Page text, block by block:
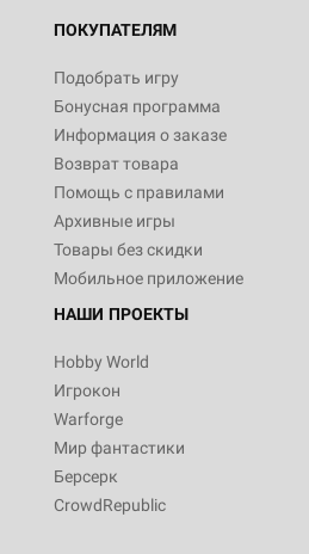
ПОКУПАТЕЛЯМ
Подобрать игру
Бонусная программа
Информация о заказе
Возврат товара
Помощь с правилами
Архивные игры
Товары без скидки
Мобильное приложение
НАШИ ПРОЕКТЫ
Hobby World
Игрокон
Warforge
Мир фантастики
Берсерк
CrowdRepublic